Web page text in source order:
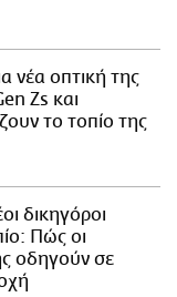
νέα οπτική της
Zs και
το τοπίο της
δικηγόροι
Πώς οι
οδηγούν σε